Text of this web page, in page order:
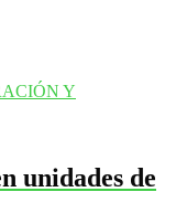
Y
unidades de